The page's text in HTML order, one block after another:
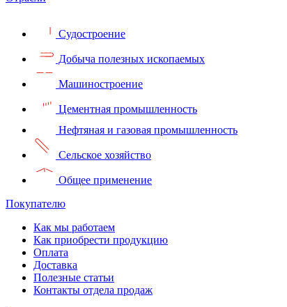
Судостроение
Добыча полезных ископаемых
Машиностроение
Цементная промышленность
Нефтяная и газовая промышленность
Сельское хозяйство
Общее применение
Покупателю
Как мы работаем
Как приобрести продукцию
Оплата
Доставка
Полезные статьи
Контакты отдела продаж